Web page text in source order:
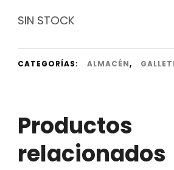
SIN STOCK
CATEGORÍAS: ALMACÉN,
Productos
relacionados